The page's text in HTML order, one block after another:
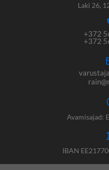
Laki 26,
+372
+372
Avamisajad:
IBAN